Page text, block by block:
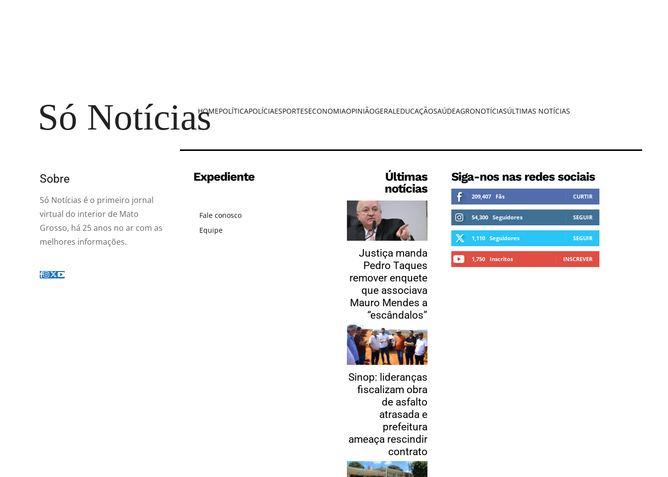
Só Notícias
HOMEPOLÍTICAPOLÍCIAESPORTESECONOMIAOPINIÃOGERALEDUCAÇÃOSAÚDEAGRONOTÍCIASÚLTIMAS NOTÍCIAS
Sobre
Só Notícias é o primeiro jornal
virtual do interior de Mato
Grosso, há 25 anos no ar com as
melhores informações.
Expediente
Fale conosco
Equipe
Últimas
notícias
Justiça manda
Pedro Taques
remover enquete
que associava
Mauro Mendes a
“escândalos”
Sinop: lideranças
fiscalizam obra
de asfalto
atrasada e
prefeitura
ameaça rescindir
contrato
Siga-nos nas redes sociais
209,407 Fãs CURTIR
54,300 Seguidores SEGUIR
1,110 Seguidores SEGUIR
1,750 Inscritos INSCREVER